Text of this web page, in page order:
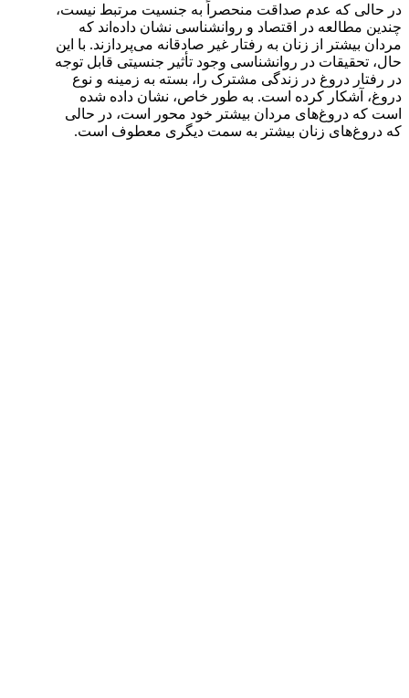
در حالی که عدم صداقت منحصراً به جنسیت مرتبط نیست،
چندین مطالعه در اقتصاد و روانشناسی نشان داده‌اند که
مردان بیشتر از زنان به رفتار غیر صادقانه می‌پردازند. با این
حال، تحقیقات در روانشناسی وجود تأثیر جنسیتی قابل توجه
در رفتار دروغ در زندگی مشترک را، بسته به زمینه و نوع
دروغ، آشکار کرده است. به طور خاص، نشان داده شده
است که دروغ‌های مردان بیشتر خود محور است، در حالی
که دروغ‌های زنان بیشتر به سمت دیگری معطوف است.